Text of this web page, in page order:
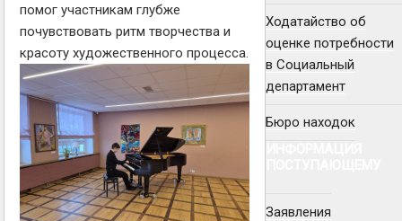
помог участникам глубже
почувствовать ритм творчества и
красоту художественного процесса.
Ходатайство об
оценке потребности
в Социальный
департамент
Бюро находок
Заявления